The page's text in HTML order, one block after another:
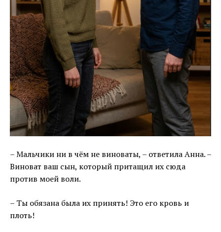
– Мальчики ни в чём не виноваты, – ответила Анна. –
Виноват ваш сын, который притащил их сюда
против моей воли.
– Ты обязана была их принять! Это его кровь и
плоть!